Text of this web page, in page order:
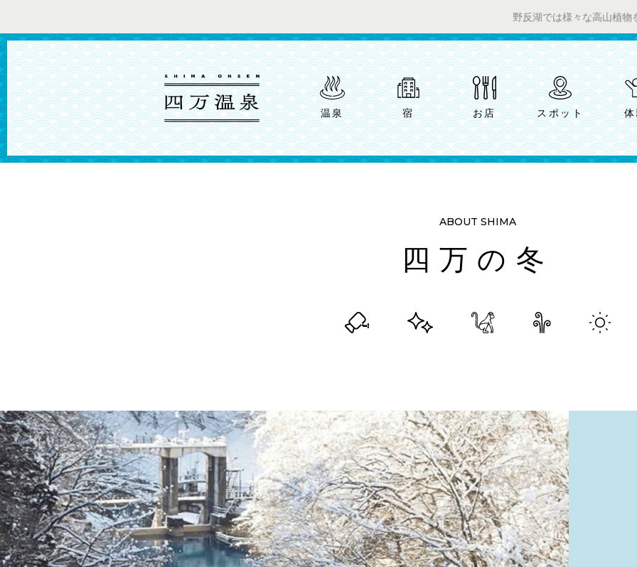
野反湖では様々な高山植物をお楽しみ
温泉 宿 お店 スポット
ABOUT SHIMA
四万の冬